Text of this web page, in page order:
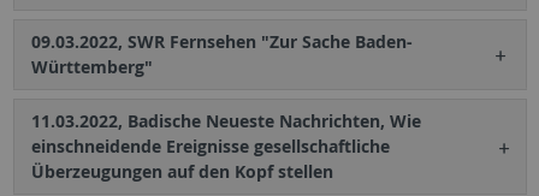
09.03.2022, SWR Fernsehen "Zur Sache Baden-
Württemberg"
11.03.2022, Badische Neueste Nachrichten, Wie
einschneidende Ereignisse gesellschaftliche
Überzeugungen auf den Kopf stellen